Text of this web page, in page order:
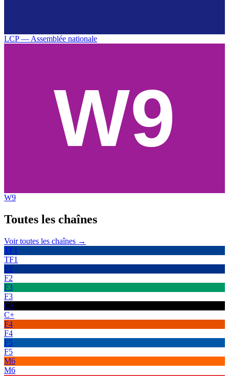
LCP — Assemblée nationale
W9
Toutes les chaînes
Voir toutes les chaînes →
TF1
TF1
F2
F2
F3
F3
C+
C+
F4
F4
F5
F5
M6
M6